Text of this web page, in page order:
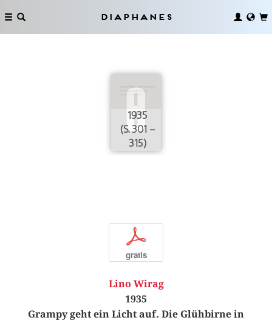
Diaphanes
1935
(S. 301 –
315)
p
gratis
Lino Wirag
1935
Grampy geht ein Licht auf. Die Glühbirne in